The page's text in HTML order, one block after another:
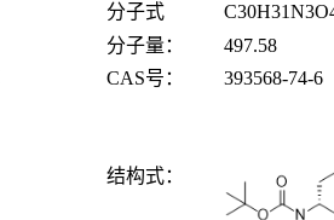
分子式
C30H31N3O
分子量：
497.58
CAS号： 393568-74-6
结构式：